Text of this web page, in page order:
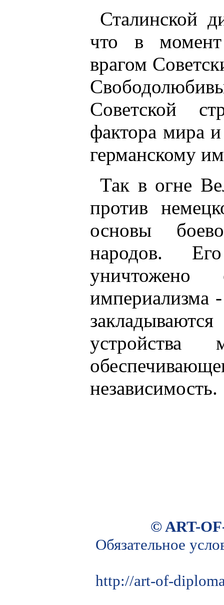
Сталинской
что в
врагом
Советской
фактора мира
германскому
Так в огне
против
основы
народов.
уничтожено
империализма
устройства
независимость.
© ART-
Обязательное
http://art-of-